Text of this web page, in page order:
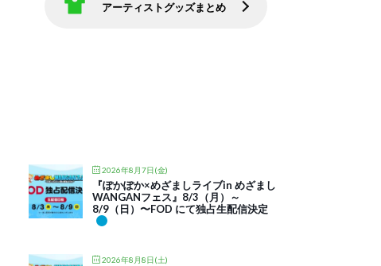
アーティストグッズまとめ
2026年8月7日(金)
『ぽかぽか×めざましライブin めざまし
WANGANフェス』8/3（月）～
8/9（日）〜FOD にて独占生配信決定
2026年8月8日(土)